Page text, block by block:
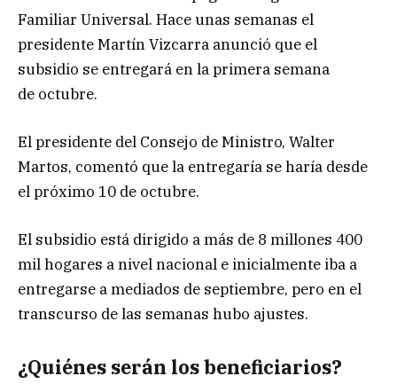
Familiar Universal. Hace unas semanas el
presidente Martín Vizcarra anunció que el
subsidio se entregará en la primera semana
de octubre.
El presidente del Consejo de Ministro, Walter
Martos, comentó que la entregaría se haría desde
el próximo 10 de octubre.
El subsidio está dirigido a más de 8 millones 400
mil hogares a nivel nacional e inicialmente iba a
entregarse a mediados de septiembre, pero en el
transcurso de las semanas hubo ajustes.
¿Quiénes serán los beneficiarios?